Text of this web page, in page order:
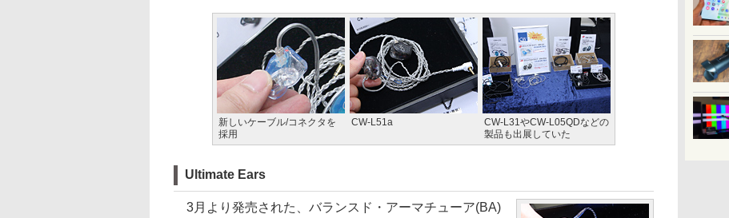
新しいケーブル/コネクタを
採用
CW-L51a
CW-L31やCW-L05QDなどの
製品も出展していた
Ultimate Ears
3月より発売された、バランスド・アーマチューア(BA)